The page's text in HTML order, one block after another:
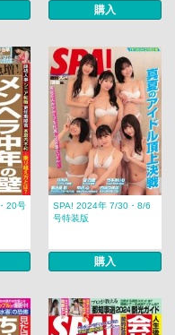
購入
20号
SPA! 2024年 7/30・8/6
号特装版
購入